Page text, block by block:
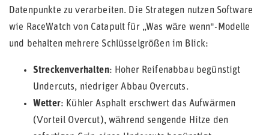
Datenpunkte zu verarbeiten. Die Strategen nutzen Software
wie RaceWatch von Catapult für „Was wäre wenn"-Modelle
und behalten mehrere Schlüsselgrößen im Blick:
Streckenverhalten: Hoher Reifenabbau begünstigt
Undercuts, niedriger Abbau Overcuts.
Wetter: Kühler Asphalt erschwert das Aufwärmen
(Vorteil Overcut), während sengende Hitze den